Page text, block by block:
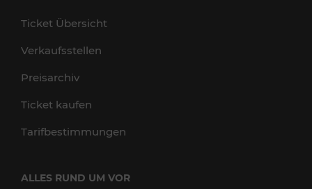
Ticket Übersicht
Verkaufsstellen
Preisarchiv
Ticket kaufen
Tarifbestimmungen
ALLES RUND UM VOR